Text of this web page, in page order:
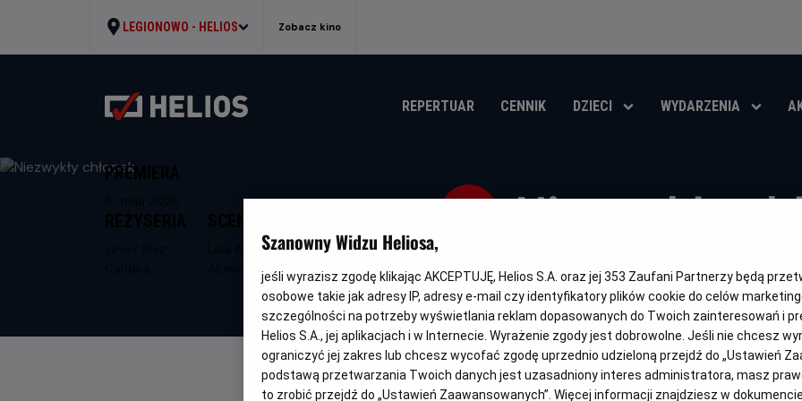
LEGIONOWO - HELIOS Zobacz kino
REPERTUAR CENNIK DZIECI WYDARZENIA
Niezwykły
tytuł
wiek
OBSERWUJ
PREMIERA
Laia Aguilar, Yago
DUBBING
Szanowny Widzu Heliosa,
jeśli wyrazisz zgodę klikając AKCEPTUJĘ, Helios S.A. oraz jej 353 Zaufani Partnerzy będą
osobowe takie jak adresy IP, adresy e-mail czy identyfikatory plików cookie do celów
szczególności na potrzeby wyświetlania reklam dopasowanych do Twoich zainteresowań i
Helios S.A., jej aplikacjach i w Internecie. Wyrażenie zgody jest dobrowolne. Jeśli nie chcesz
ograniczyć jej zakres lub chcesz wycofać zgodę uprzednio udzieloną przejdź do „Ustawień
podstawą przetwarzania Twoich danych jest uzasadniony interes administratora, masz
to zrobić przejdź do „Ustawień Zaawansowanych”. Więcej informacji znajdziesz w dokumencie